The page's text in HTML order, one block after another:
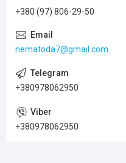
+380 (97) 806-29-50
nematoda7@gmail.com
+380978062950
+380978062950